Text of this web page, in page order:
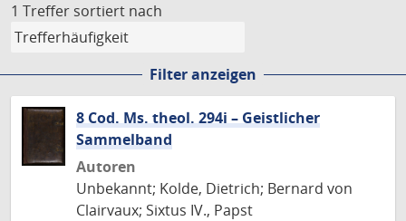
1 Treffer sortiert nach
Filter anzeigen
8 Cod. Ms. theol. 294i – Geistlicher
Sammelband
Autoren
Unbekannt; Kolde, Dietrich; Bernard von
Clairvaux; Sixtus IV., Papst